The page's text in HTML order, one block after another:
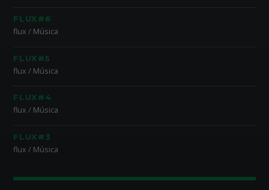
FLUX#6
flux / Música
FLUX#5
flux / Música
FLUX#4
flux / Música
FLUX#3
flux / Música